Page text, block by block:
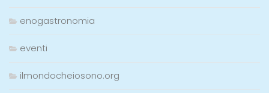
enogastronomia
eventi
ilmondocheiosono.org